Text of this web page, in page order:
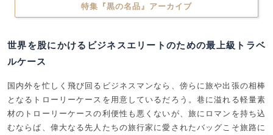
特集『黒の名品』アーカイブ
世界を股にかけるビジネスエリートのための最上級トラベ
ルケース
国内外を忙しく飛び回るビジネスマンなら、傍らに旅や出張の相棒
となるトローリーケースを用意しているだろう。巷に溢れる軽量素
材のトローリーケースの利便性も悪くないが、旅にロマンを持ち込
むならば、偉大なる先人たちの旅行家に愛されたバッグこそ旅路に